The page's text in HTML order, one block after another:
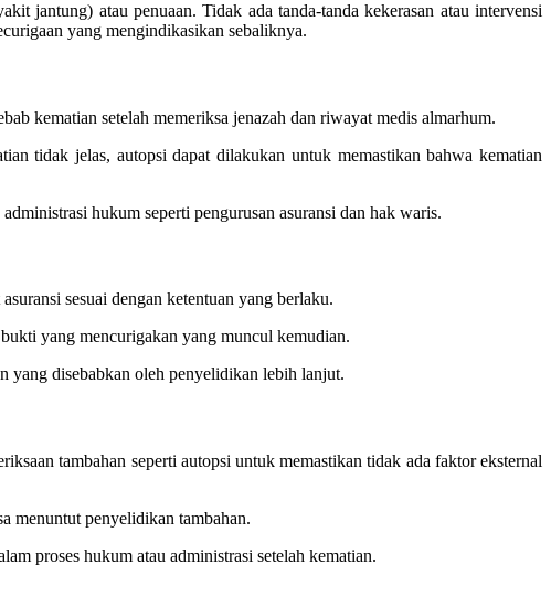
jantung) atau penuaan. Tidak ada tanda-tanda kekerasan atau intervensi
yang mengindikasikan sebaliknya.
kematian setelah memeriksa jenazah dan riwayat medis almarhum.
tidak jelas, autopsi dapat dilakukan untuk memastikan bahwa kematian
hukum seperti pengurusan asuransi dan hak waris.
sesuai dengan ketentuan yang berlaku.
yang mencurigakan yang muncul kemudian.
yang disebabkan oleh penyelidikan lebih lanjut.
tambahan seperti autopsi untuk memastikan tidak ada faktor eksternal
menuntut penyelidikan tambahan.
proses hukum atau administrasi setelah kematian.